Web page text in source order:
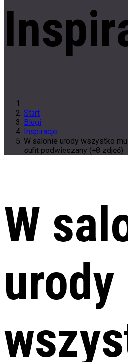
Start
Blogi
Inspiracje
W salonie urody wszystko
sufit podwieszany (+8 zdjęć)
W
urody